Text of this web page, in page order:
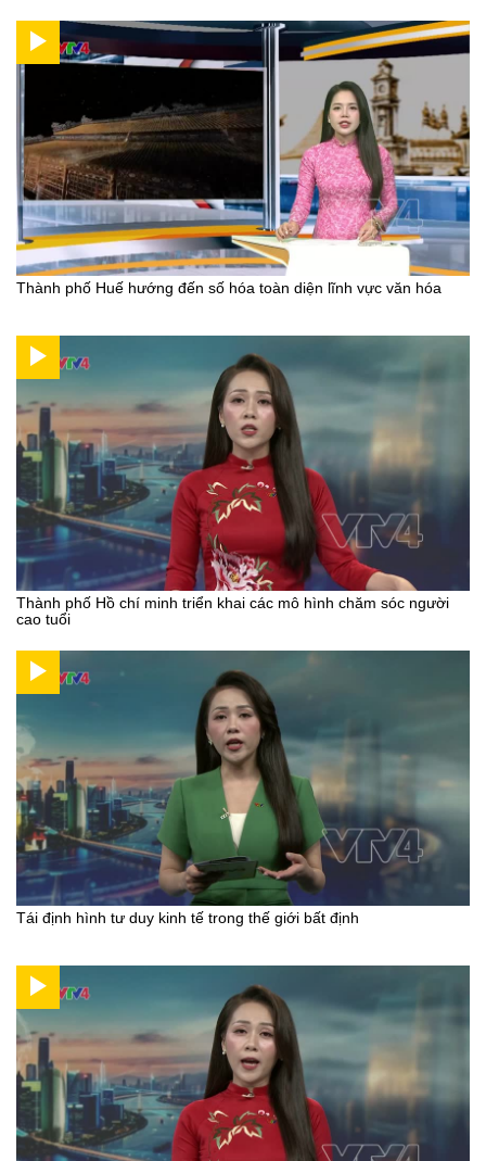
Thành phố Huế hướng đến số hóa toàn diện lĩnh vực văn hóa
Thành phố Hồ chí minh triển khai các mô hình chăm sóc người
cao tuổi
Tái định hình tư duy kinh tế trong thế giới bất định